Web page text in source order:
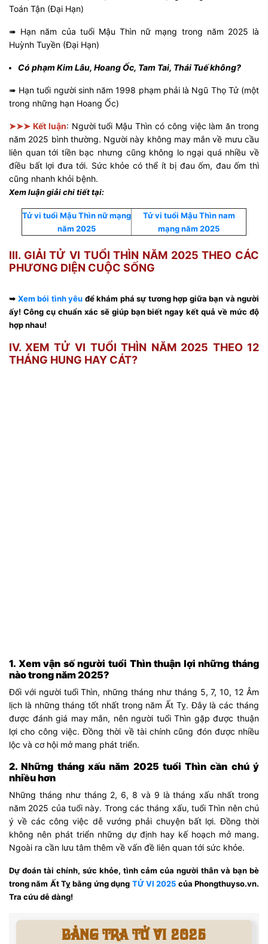
Toán Tận (Đại Hạn)
➠ Hạn năm của tuổi Mậu Thìn nữ mạng trong năm 2025 là
Huỳnh Tuyền (Đại Hạn)
Có phạm Kim Lâu, Hoang Ốc, Tam Tai, Thái Tuế không?
➠ Hạn tuổi người sinh năm 1998 phạm phải là Ngũ Thọ Tử (một
trong những hạn Hoang Ốc)
➤➤➤ Kết luận: Người tuổi Mậu Thìn có công việc làm ăn trong
năm 2025 bình thường. Người này không may mắn về mưu cầu
liên quan tới tiền bạc nhưng cũng không lo ngại quá nhiều về
điều bất lợi đưa tới. Sức khỏe có thể ít bị đau ốm, đau ốm thì
cũng nhanh khỏi bệnh.
Xem luận giải chi tiết tại:
Tử vi tuổi Mậu Thìn nữ mạng
năm 2025
Tử vi tuổi Mậu Thìn nam
mạng năm 2025
III. GIẢI TỬ VI TUỔI THÌN NĂM 2025 THEO CÁC
PHƯƠNG DIỆN CUỘC SỐNG
➥ Xem bói tình yêu để khám phá sự tương hợp giữa bạn và người
ấy! Công cụ chuẩn xác sẽ giúp bạn biết ngay kết quả về mức độ
hợp nhau!
IV. XEM TỬ VI TUỔI THÌN NĂM 2025 THEO 12
THÁNG HUNG HAY CÁT?
1. Xem vận số người tuổi Thìn thuận lợi những tháng
nào trong năm 2025?
Đối với người tuổi Thìn, những tháng như tháng 5, 7, 10, 12 Âm
lịch là những tháng tốt nhất trong năm Ất Tỵ. Đây là các tháng
được đánh giá may mắn, nên người tuổi Thìn gặp được thuận
lợi cho công việc. Đồng thời về tài chính cũng đón được nhiều
lộc và cơ hội mở mang phát triển.
2. Những tháng xấu năm 2025 tuổi Thìn cần chú ý
nhiều hơn
Những tháng như tháng 2, 6, 8 và 9 là tháng xấu nhất trong
năm 2025 của tuổi này. Trong các tháng xấu, tuổi Thìn nên chú
ý về các công việc dễ vướng phải chuyện bất lợi. Đồng thời
không nên phát triển những dự định hay kế hoạch mở mang.
Ngoài ra cần lưu tâm thêm về vấn đề liên quan tới sức khỏe.
Dự đoán tài chính, sức khỏe, tình cảm của người thân và bạn bè
trong năm Ất Tỵ bằng ứng dụng TỬ VI 2025 của Phongthuyso.vn.
Tra cứu dễ dàng!
BẢNG TRA TỬ VI 2025